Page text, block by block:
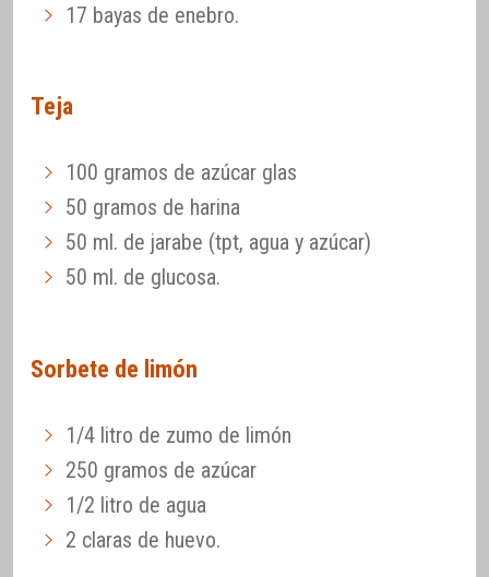
17 bayas de enebro.
Teja
100 gramos de azúcar glas
50 gramos de harina
50 ml. de jarabe (tpt, agua y azúcar)
50 ml. de glucosa.
Sorbete de limón
1/4 litro de zumo de limón
250 gramos de azúcar
1/2 litro de agua
2 claras de huevo.